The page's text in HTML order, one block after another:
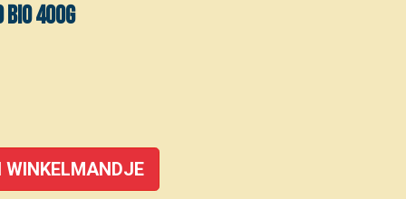
400g
WINKELMANDJE